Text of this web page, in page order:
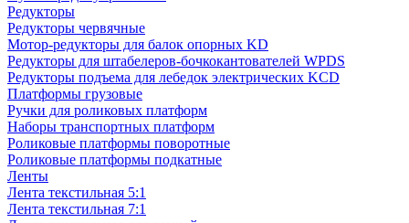
Редукторы
Редукторы червячные
Мотор-редукторы для балок опорных KD
Редукторы для штабелеров-бочкокантователей WPDS
Редукторы подъема для лебедок электрических KCD
Платформы грузовые
Ручки для роликовых платформ
Наборы транспортных платформ
Роликовые платформы поворотные
Роликовые платформы подкатные
Ленты
Лента текстильная 5:1
Лента текстильная 7:1